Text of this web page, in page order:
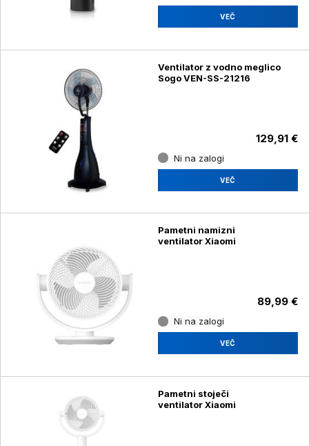
VEČ
Ventilator z vodno meglico
Sogo VEN-SS-21216
129,91 €
Ni na zalogi
VEČ
Pametni namizni
ventilator Xiaomi
89,99 €
Ni na zalogi
VEČ
Pametni stoječi
ventilator Xiaomi